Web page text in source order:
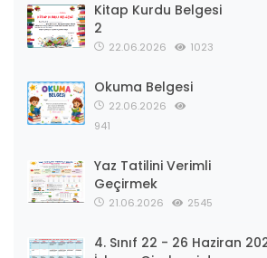
Kitap Kurdu Belgesi
2
22.06.2026 1023
Okuma Belgesi
22.06.2026
941
Yaz Tatilini Verimli
Geçirmek
21.06.2026 2545
4. Sınıf 22 - 26 Haziran